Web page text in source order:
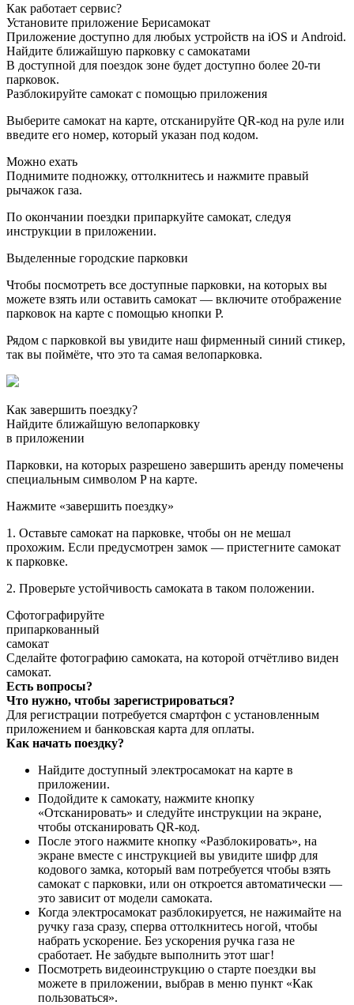
Как работает сервис?
Установите приложение Берисамокат
Приложение доступно для любых устройств на iOS и Android.
Найдите ближайшую парковку с самокатами
В доступной для поездок зоне будет доступно более 20-ти
парковок.
Разблокируйте самокат с помощью приложения
Выберите самокат на карте, отсканируйте QR-код на руле или
введите его номер, который указан под кодом.
Можно ехать
Поднимите подножку, оттолкнитесь и нажмите правый
рычажок газа.
По окончании поездки припаркуйте самокат, следуя
инструкции в приложении.
Выделенные городские парковки
Чтобы посмотреть все доступные парковки, на которых вы
можете взять или оставить самокат — включите отображение
парковок на карте с помощью кнопки P.
Рядом с парковкой вы увидите наш фирменный синий стикер,
так вы поймёте, что это та самая велопарковка.
Как завершить поездку?
Найдите ближайшую велопарковку
в приложении
Парковки, на которых разрешено завершить аренду помечены
специальным символом P на карте.
Нажмите «завершить поездку»
1. Оставьте самокат на парковке, чтобы он не мешал
прохожим. Если предусмотрен замок — пристегните самокат
к парковке.
2. Проверьте устойчивость самоката в таком положении.
Сфотографируйте
припаркованный
самокат
Сделайте фотографию самоката, на которой отчётливо виден
самокат.
Есть вопросы?
Что нужно, чтобы зарегистрироваться?
Для регистрации потребуется смартфон с установленным
приложением и банковская карта для оплаты.
Как начать поездку?
Найдите доступный электросамокат на карте в
приложении.
Подойдите к самокату, нажмите кнопку
«Отсканировать» и следуйте инструкции на экране,
чтобы отсканировать QR-код.
После этого нажмите кнопку «Разблокировать», на
экране вместе с инструкцией вы увидите шифр для
кодового замка, который вам потребуется чтобы взять
самокат с парковки, или он откроется автоматически —
это зависит от модели самоката.
Когда электросамокат разблокируется, не нажимайте на
ручку газа сразу, сперва оттолкнитесь ногой, чтобы
набрать ускорение. Без ускорения ручка газа не
сработает. Не забудьте выполнить этот шаг!
Посмотреть видеоинструкцию о старте поездки вы
можете в приложении, выбрав в меню пункт «Как
пользоваться».